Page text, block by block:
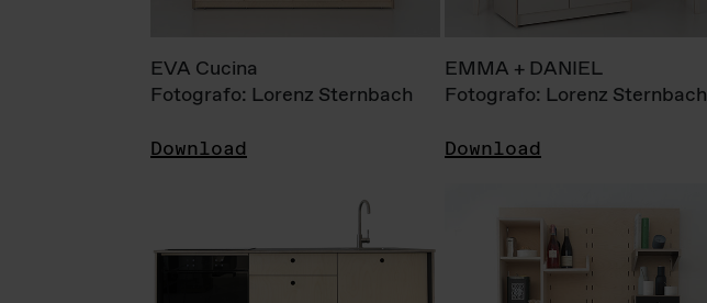
EVA Cucina
Fotografo: Lorenz Sternbach
Download
EMMA + DANIEL
Fotografo: Lorenz Sternbach
Download